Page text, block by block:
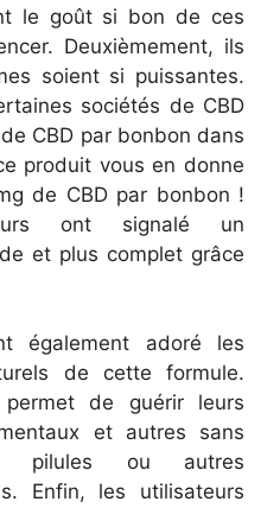
le goût si bon de ces
Deuxièmement, ils
soient si puissantes.
sociétés de CBD
CBD par bonbon dans
produit vous en donne
de CBD par bonbon !
ont signalé un
et plus complet grâce
également adoré les
de cette formule.
de guérir leurs
et autres sans
pilules ou autres
Enfin, les utilisateurs